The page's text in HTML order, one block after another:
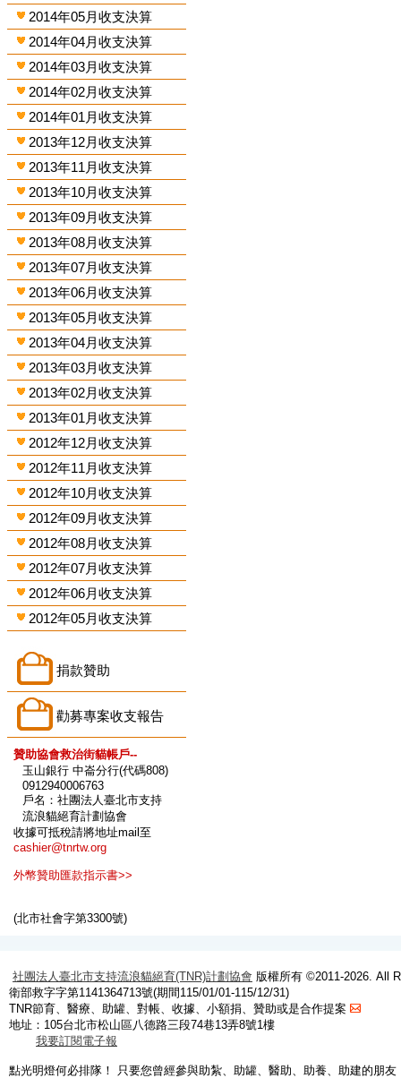
2014年05月收支決算
2014年04月收支決算
2014年03月收支決算
2014年02月收支決算
2014年01月收支決算
2013年12月收支決算
2013年11月收支決算
2013年10月收支決算
2013年09月收支決算
2013年08月收支決算
2013年07月收支決算
2013年06月收支決算
2013年05月收支決算
2013年04月收支決算
2013年03月收支決算
2013年02月收支決算
2013年01月收支決算
2012年12月收支決算
2012年11月收支決算
2012年10月收支決算
2012年09月收支決算
2012年08月收支決算
2012年07月收支決算
2012年06月收支決算
2012年05月收支決算
捐款贊助
勸募專案收支報告
贊助協會救治街貓帳戶--
玉山銀行 中崙分行(代碼808)
0912940006763
戶名：社團法人臺北市支持
流浪貓絕育計劃協會
收據可抵稅請將地址mail至
cashier@tnrtw.org
外幣贊助匯款指示書>>
(北市社會字第3300號)
社團法人臺北市支持流浪貓絕育(TNR)計劃協會 版權所有 ©2011-2026. All
衛部救字字第1141364713號(期間115/01/01-115/12/31)
TNR節育、醫療、助罐、對帳、收據、小額捐、贊助或是合作提案
地址：105台北市松山區八德路三段74巷13弄8號1樓
我要訂閱電子報
點光明燈何必排隊！ 只要您曾經參與助紮、助罐、醫助、助養、助建的朋